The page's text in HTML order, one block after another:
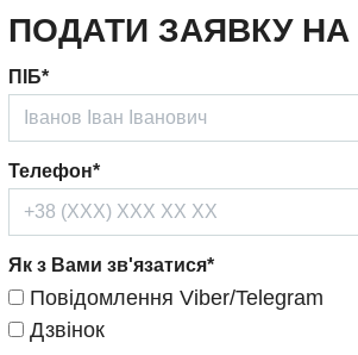
ПОДАТИ ЗАЯВКУ
ПІБ*
Телефон*
Як з Вами зв'язатися*
Повідомлення Viber/Telegram
Дзвінок